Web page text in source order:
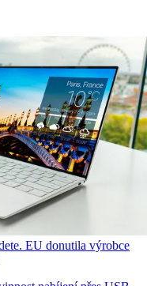
EU donutila výrobce